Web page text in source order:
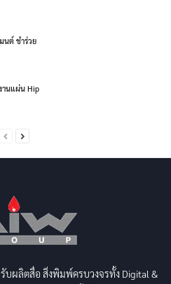
นต์ ชำร่วย
านแผ่น Hip
บผลิตสื่อ สิ่งพิมพ์ครบวงจรทั้ง Digital &